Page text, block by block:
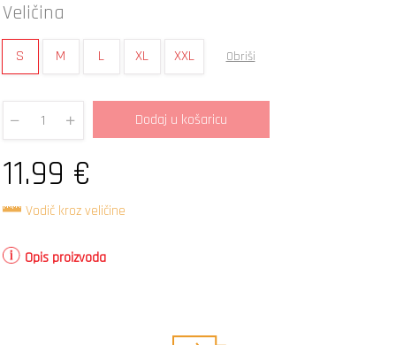
Veličina
S M L XL XXL Obriši
Quantity
Dodaj u košaricu
11.99 €
Vodič kroz veličine
Opis proizvoda